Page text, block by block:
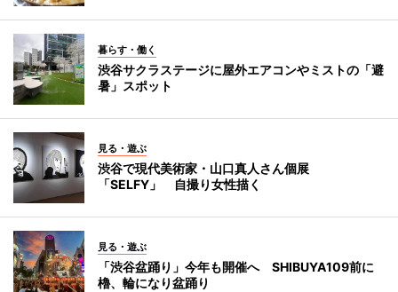
暮らす・働く
渋谷サクラステージに屋外エアコンやミストの「避
暑」スポット
見る・遊ぶ
渋谷で現代美術家・山口真人さん個展
「SELFY」 自撮り女性描く
見る・遊ぶ
「渋谷盆踊り」今年も開催へ SHIBUYA109前に
櫓、輪になり盆踊り